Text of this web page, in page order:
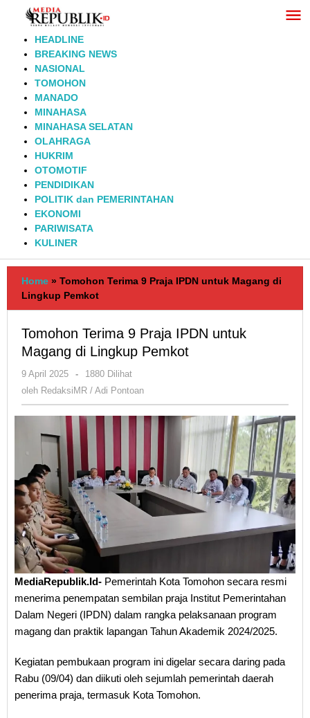
Lewati
HEADLINE
BREAKING NEWS
NASIONAL
TOMOHON
MANADO
MINAHASA
MINAHASA SELATAN
OLAHRAGA
HUKRIM
OTOMOTIF
PENDIDIKAN
POLITIK dan PEMERINTAHAN
EKONOMI
PARIWISATA
KULINER
Home » Tomohon Terima 9 Praja IPDN untuk Magang di
Lingkup Pemkot
Tomohon Terima 9 Praja IPDN untuk
Magang di Lingkup Pemkot
9 April 2025
oleh
RedaksiMR
Pontoan
-
1880 Dilihat
oleh RedaksiMR / Adi Pontoan
MediaRepublik.Id- Pemerintah Kota Tomohon secara resmi
menerima penempatan sembilan praja Institut Pemerintahan
Dalam Negeri (IPDN) dalam rangka pelaksanaan program
magang dan praktik lapangan Tahun Akademik 2024/2025.
Kegiatan pembukaan program ini digelar secara daring pada
Rabu (09/04) dan diikuti oleh sejumlah pemerintah daerah
penerima praja, termasuk Kota Tomohon.